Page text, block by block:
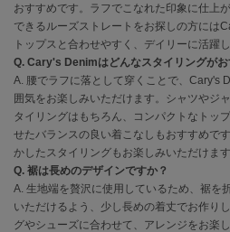
ETRÉ TOKYO
エトレトウキョウ
ey
アイ
FILA
フィラ
FRAY I.D
フレイアイディー
おすすめです。ラフでこなれた印象に仕上
できるルーズストレートをお探しの方には
トップスと合わせやすく、デイリーに活躍し
Q. Cary's Denimはどんなスタイリングがお
A. 腰でラフに落として穿くことで、Cary's
囲気をお楽しみいただけます。シャツやジ
タイリングはもちろん、コンパクトなトッ
せたバランスの良い着こなしもおすすめで
かしたスタイリングもお楽しみいただけます
Q. 裾は長めのデザインですか？
A. 生地端を贅沢に使用しているため、裾を
いただけるよう、少し長めの着丈でお作り
グやシューズに合わせて、アレンジをお楽